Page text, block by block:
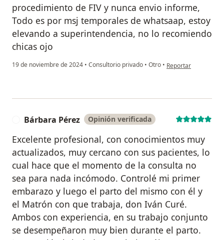
procedimiento de FIV y nunca envio informe,
Todo es por msj temporales de whatsaap, estoy
elevando a superintendencia, no lo recomiendo
chicas ojo
19 de noviembre de 2024 • Consultorio privado • Otro • en opinión del
Reportar
Bárbara Pérez Opinión verificada
Excelente profesional, con conocimientos muy
actualizados, muy cercano con sus pacientes, lo
cual hace que el momento de la consulta no
sea para nada incómodo. Controlé mi primer
embarazo y luego el parto del mismo con él y
el Matrón con que trabaja, don Iván Curé.
Ambos con experiencia, en su trabajo conjunto
se desempeñaron muy bien durante el parto.